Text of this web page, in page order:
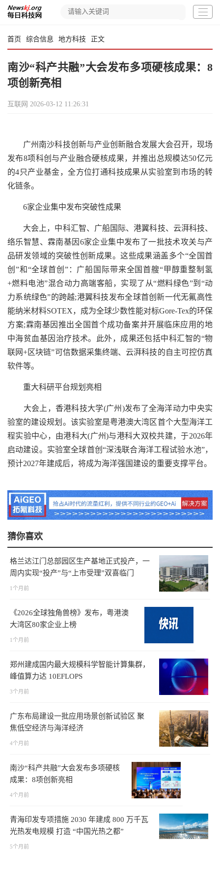
首页 综合信息 地方科技 正文
南沙“科产共融”大会发布多项硬核成果：8
项创新亮相
互联网 2026-03-12 11:26:31
广州南沙科技创新与产业创新融合发展大会召开，现场
发布8项科创与产业融合硬核成果，并推出总规模达50亿元
的4只产业基金，全方位打通科技成果从实验室到市场的转
化链条。
6家企业集中发布突破性成果
大会上，中科汇智、广船国际、港翼科技、云湃科技、
络乐智慧、霖南基因6家企业集中发布了一批技术攻关与产
品研发领域的突破性创新成果。这些成果涵盖多个“全国首
创”和“全球首创”：广船国际带来全国首艘“甲醇重整制氢
+燃料电池”混合动力高端客船，实现了从“燃料绿色”到“动
力系统绿色”的跨越;港翼科技发布全球首创新一代无氟高性
能纳米材料SOTEX，成为全球少数性能对标Gore-Tex的环保
方案;霖南基因推出全国首个成功备案并开展临床应用的地
中海贫血基因治疗技术。此外，成果还包括中科汇智的“物
联网+区块链”可信数据采集终端、云湃科技的自主可控仿真
软件等。
重大科研平台规划亮相
大会上，香港科技大学(广州)发布了全海洋动力中央实
验室的建设规划。该实验室是粤港澳大湾区首个大型海洋工
程实验中心，由港科大(广州)与港科大双校共建，于2026年
启动建设。实验室全球首创“深浅联合海洋工程试验水池”，
预计2027年建成后，将成为海洋强国建设的重要支撑平台。
猜你喜欢
格兰达江门总部园区生产基地正式投产，一
周内实现“投产”与“上市受理”双喜临门
1个月前
《2026全球独角兽榜》发布，粤港澳
大湾区80家企业上榜
1个月前
郑州建成国内最大规模科学智能计算集群，
峰值算力达 10EFLOPS
3个月前
广东布局建设一批应用场景创新试验区 聚
焦低空经济与海洋经济
4个月前
南沙“科产共融”大会发布多项硬核
成果：8项创新亮相
4个月前
青海印发专项措施 2030 年建成 800 万千瓦
光热发电规模 打造 “中国光热之都”
5个月前